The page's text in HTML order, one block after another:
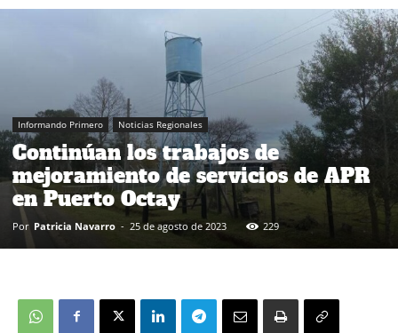
Informando Primero Noticias Regionales
Continúan los trabajos de
mejoramiento de servicios de APR
en Puerto Octay
Por Patricia Navarro - 25 de agosto de 2023 229